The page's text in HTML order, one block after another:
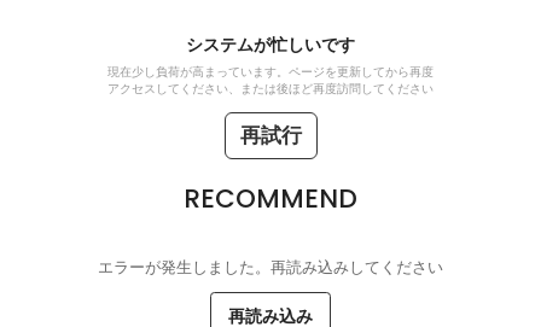
システムが忙しいです
現在少し負荷が高まっています。ページを更新してから再度
アクセスしてください、または後ほど再度訪問してください
再試行
RECOMMEND
エラーが発生しました。再読み込みしてください
再読み込み